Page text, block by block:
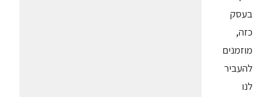
בעסק
כזה,
מוזמנים
להעביר
לנו